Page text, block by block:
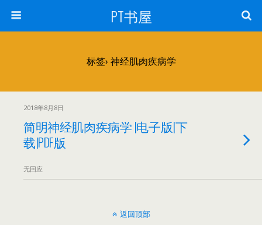
PT书屋
标签› 神经肌肉疾病学
2018年8月8日
简明神经肌肉疾病学 |电子版|下
载|PDF版
无回应
返回顶部